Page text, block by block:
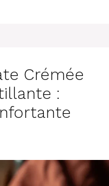
Crémée
: